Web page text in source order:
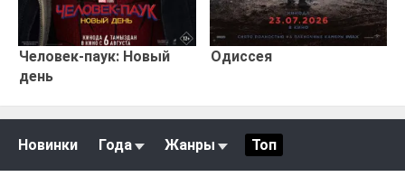
Человек-паук: Новый
день
Одиссея
Новинки Года Жанры Топ